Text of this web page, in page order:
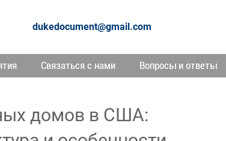
dukedocument@gmail.com
Связаться с нами Вопросы и ответы
домов в США: